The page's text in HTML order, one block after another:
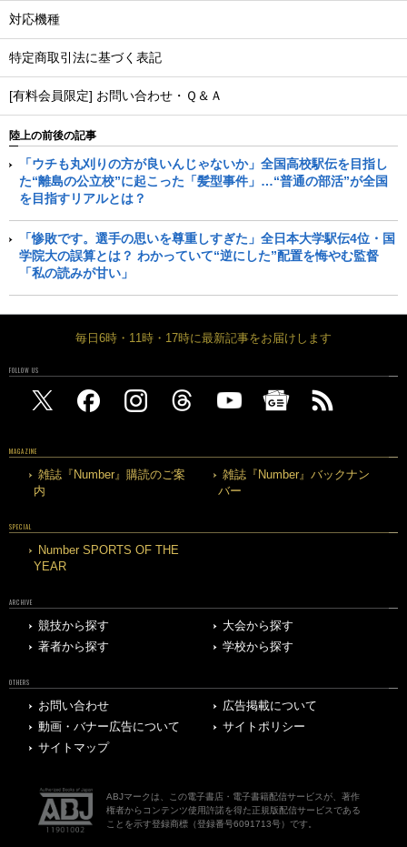
対応機種
特定商取引法に基づく表記
[有料会員限定] お問い合わせ・Ｑ＆Ａ
陸上の前後の記事
「ウチも丸刈りの方が良いんじゃないか」全国高校駅伝を目指し
た“離島の公立校”に起こった「髪型事件」…“普通の部活”が全国
を目指すリアルとは？
「惨敗です。選手の思いを尊重しすぎた」全日本大学駅伝4位・国
学院大の誤算とは？ わかっていて“逆にした”配置を悔やむ監督
「私の読みが甘い」
毎日6時・11時・17時に最新記事をお届けします
FOLLOW US
MAGAZINE
雑誌『Number』購読のご案
内
雑誌『Number』バックナン
バー
SPECIAL
Number SPORTS OF THE
YEAR
ARCHIVE
競技から探す
大会から探す
著者から探す
学校から探す
OTHERS
お問い合わせ
広告掲載について
動画・バナー広告について
サイトポリシー
サイトマップ
ABJマークは、この電子書店・電子書籍配信サービスが、著作
権者からコンテンツ使用許諾を得た正規版配信サービスである
ことを示す登録商標（登録番号6091713号）です。